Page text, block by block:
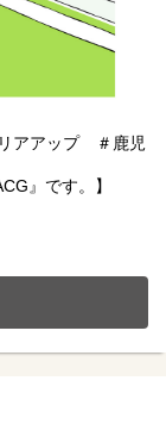
アアップ ＃鹿児
』です。】
事業を展開。
方を募集してい
ン）
けた準備を含め、
リアアップが可